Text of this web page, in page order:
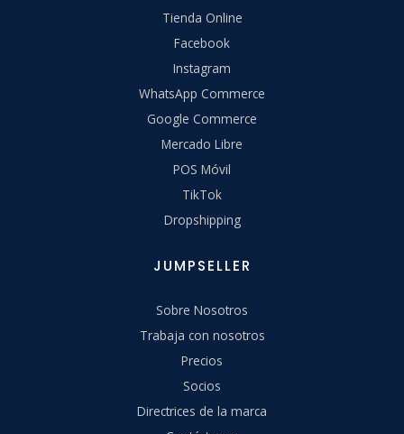
Tienda Online
Facebook
Instagram
WhatsApp Commerce
Google Commerce
Mercado Libre
POS Móvil
TikTok
Dropshipping
JUMPSELLER
Sobre Nosotros
Trabaja con nosotros
Precios
Socios
Directrices de la marca